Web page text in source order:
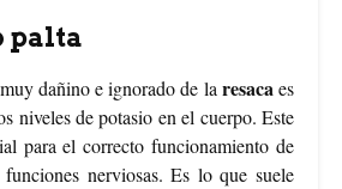
palta
dañino e ignorado de la resacaes
niveles de potasio en el cuerpo. Este
para el correcto funcionamiento de
nerviosas. Es lo que suele